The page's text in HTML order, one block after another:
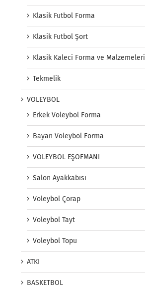
Klasik Futbol Forma
Klasik Futbol Şort
Klasik Kaleci Forma ve Malzemeleri
Tekmelik
VOLEYBOL
Erkek Voleybol Forma
Bayan Voleybol Forma
VOLEYBOL EŞOFMANI
Salon Ayakkabısı
Voleybol Çorap
Voleybol Tayt
Voleybol Topu
ATKI
BASKETBOL